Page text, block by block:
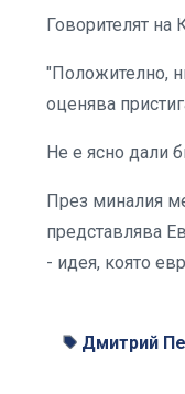
Говорителят
"Положително,
оценява
Не е ясно дали
През миналия
представлява
- идея, която
Дмитрий